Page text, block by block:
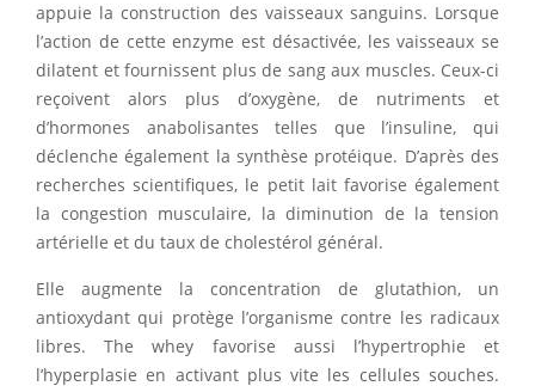
appuie la construction des vaisseaux sanguins. Lorsque
l’action de cette enzyme est désactivée, les vaisseaux se
dilatent et fournissent plus de sang aux muscles. Ceux-ci
reçoivent alors plus d’oxygène, de nutriments et
d’hormones anabolisantes telles que l’insuline, qui
déclenche également la synthèse protéique. D’après des
recherches scientifiques, le petit lait favorise également
la congestion musculaire, la diminution de la tension
artérielle et du taux de cholestérol général.
Elle augmente la concentration de glutathion, un
antioxydant qui protège l’organisme contre les radicaux
libres. The whey favorise aussi l’hypertrophie et
l’hyperplasie en activant plus vite les cellules souches.